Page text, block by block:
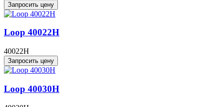
Запросить цену
Loop 40022H
40022H
Запросить цену
Loop 40030H